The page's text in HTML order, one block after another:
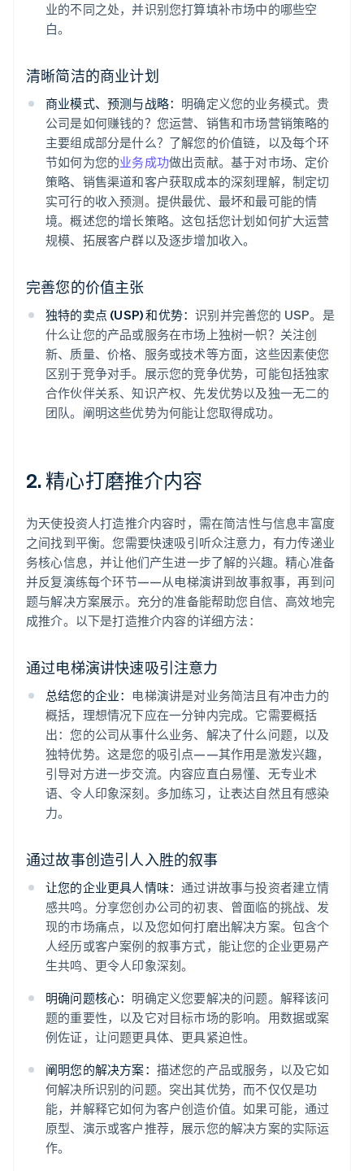
业的不同之处，并识别您打算填补市场中的哪些空
白。
清晰简洁的商业计划
商业模式、预测与战略： 明确定义您的业务模式。贵
公司是如何赚钱的？您运营、销售和市场营销策略的
主要组成部分是什么？了解您的价值链，以及每个环
节如何为您的业务成功做出贡献。基于对市场、定价
策略、销售渠道和客户获取成本的深刻理解，制定切
实可行的收入预测。提供最优、最坏和最可能的情
境。概述您的增长策略。这包括您计划如何扩大运营
规模、拓展客户群以及逐步增加收入。
完善您的价值主张
独特的卖点 (USP) 和优势：识别并完善您的 USP。是
什么让您的产品或服务在市场上独树一帜？关注创
新、质量、价格、服务或技术等方面，这些因素使您
区别于竞争对手。展示您的竞争优势，可能包括独家
合作伙伴关系、知识产权、先发优势以及独一无二的
团队。阐明这些优势为何能让您取得成功。
2. 精心打磨推介内容
为天使投资人打造推介内容时，需在简洁性与信息丰富度
之间找到平衡。您需要快速吸引听众注意力，有力传递业
务核心信息，并让他们产生进一步了解的兴趣。精心准备
并反复演练每个环节——从电梯演讲到故事叙事，再到问
题与解决方案展示。充分的准备能帮助您自信、高效地完
成推介。以下是打造推介内容的详细方法：
通过电梯演讲快速吸引注意力
总结您的企业： 电梯演讲是对业务简洁且有冲击力的
概括，理想情况下应在一分钟内完成。它需要概括
出：您的公司从事什么业务、解决了什么问题，以及
独特优势。这是您的吸引点——其作用是激发兴趣，
引导对方进一步交流。内容应直白易懂、无专业术
语、令人印象深刻。多加练习，让表达自然且有感染
力。
通过故事创造引人入胜的叙事
让您的企业更具人情味：通过讲故事与投资者建立情
感共鸣。分享您创办公司的初衷、曾面临的挑战、发
现的市场痛点，以及您如何打磨出解决方案。包含个
人经历或客户案例的叙事方式，能让您的企业更易产
生共鸣、更令人印象深刻。
明确问题核心： 明确定义您要解决的问题。解释该问
题的重要性，以及它对目标市场的影响。用数据或案
例佐证，让问题更具体、更具紧迫性。
阐明您的解决方案： 描述您的产品或服务，以及它如
何解决所识别的问题。突出其优势，而不仅仅是功
能，并解释它如何为客户创造价值。如果可能，通过
原型、演示或客户推荐，展示您的解决方案的实际运
作。